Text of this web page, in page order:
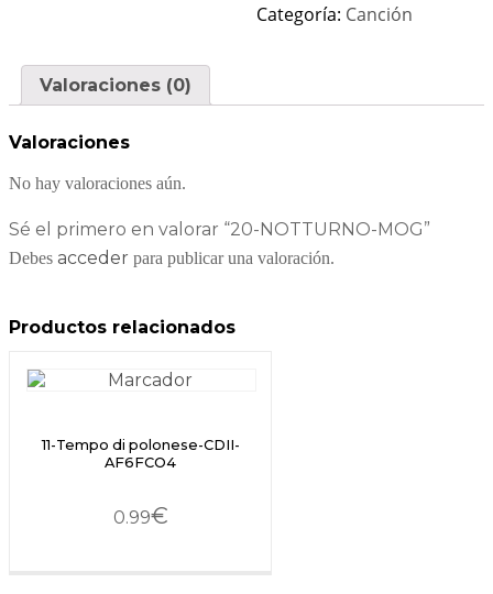
Categoría: Canción
Valoraciones (0)
Valoraciones
No hay valoraciones aún.
Sé el primero en valorar “20-NOTTURNO-MOG”
Debes acceder para publicar una valoración.
Productos relacionados
11-Tempo di polonese-CDII-
AF6FCO4
0.99€